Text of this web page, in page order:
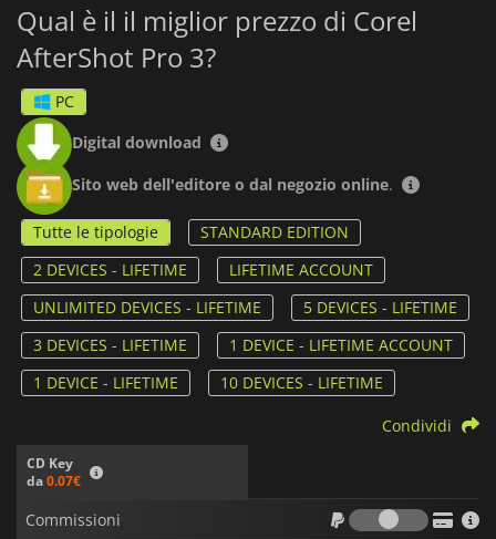
Qual è il il miglior prezzo di Corel
AfterShot Pro 3?
PC
Digital download
Sito web dell'editore o dal negozio online.
Tutte le tipologie
STANDARD EDITION
2 DEVICES - LIFETIME
LIFETIME ACCOUNT
UNLIMITED DEVICES - LIFETIME
5 DEVICES - LIFETIME
3 DEVICES - LIFETIME
1 DEVICE - LIFETIME ACCOUNT
1 DEVICE - LIFETIME
10 DEVICES - LIFETIME
CD Key
da0.07€
Condividi
Commissioni